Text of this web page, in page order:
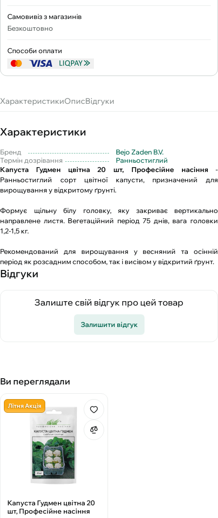
Самовивіз з магазинів
Безкоштовно
Способи оплати
ХарактеристикиОписВідгуки
Характеристики
Бренд
Bejo Zaden B.V.
Термін дозрівання
Ранньостиглий
Капуста Гудмен цвітна 20 шт, Професійне насіння -
Ранньостиглий сорт цвітної капусти, призначений для
вирощування у відкритому ґрунті.
Формує щільну білу головку, яку закриває вертикально
направлене листя. Вегетаційний період 75 днів, вага головки
1,2-1,5 кг.
Рекомендований для вирощування у весняний та осінній
період як розсадним способом, так і висівом у відкритий ґрунт.
Відгуки
Залиште свій відгук про цей товар
Залишити відгук
Ви переглядали
Літня Акція
Капуста Гудмен цвітна 20
шт, Професійне насіння